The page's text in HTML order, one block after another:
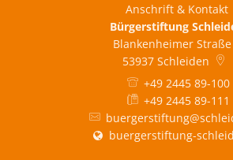
Anschrift & Kontakt
Bürgerstiftung
Blankenheimer
53937 Schleiden
+49 2445 89-100
+49 2445 89-111
buergerstiftung-